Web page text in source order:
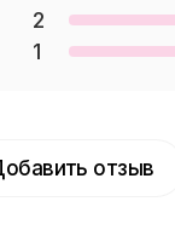
2
1
отзыв